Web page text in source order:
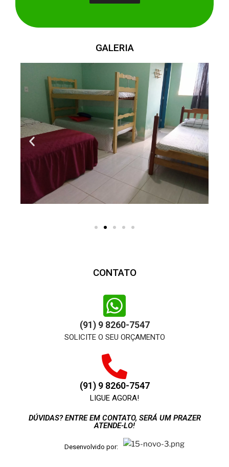
GALERIA
CONTATO
(91) 9 8260-7547
SOLICITE O SEU ORÇAMENTO
(91) 9 8260-7547
LIGUE AGORA!
DÚVIDAS? ENTRE EM CONTATO, SERÁ UM PRAZER
ATENDE-LO!
Desenvolvido por: